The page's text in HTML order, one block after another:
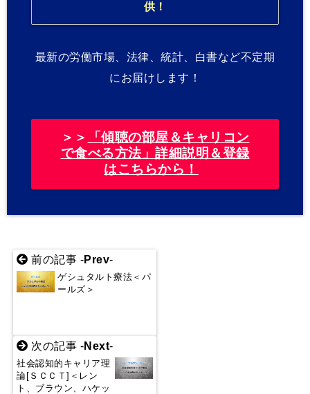
供！
最新の労働市場、法律、統計、白書など不定期
にお届けします！
＞＞
「傾聴の部屋＆キャリコン
で食べる方法」詳細説明＆登録
はこちらから！
前の記事 -Prev-
ゲシュタルト療法＜パ
ールズ＞
次の記事 -Next-
社会認知的キャリア理
論[ＳＣＣＴ]＜レン
ト、ブラウン、ハケッ